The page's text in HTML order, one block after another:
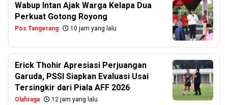
Wabup Intan Ajak Warga Kelapa Dua
Perkuat Gotong Royong
Pos Tangerang 10 jam yang lalu
Erick Thohir Apresiasi Perjuangan
Garuda, PSSI Siapkan Evaluasi Usai
Tersingkir dari Piala AFF 2026
Olahraga 12 jam yang lalu